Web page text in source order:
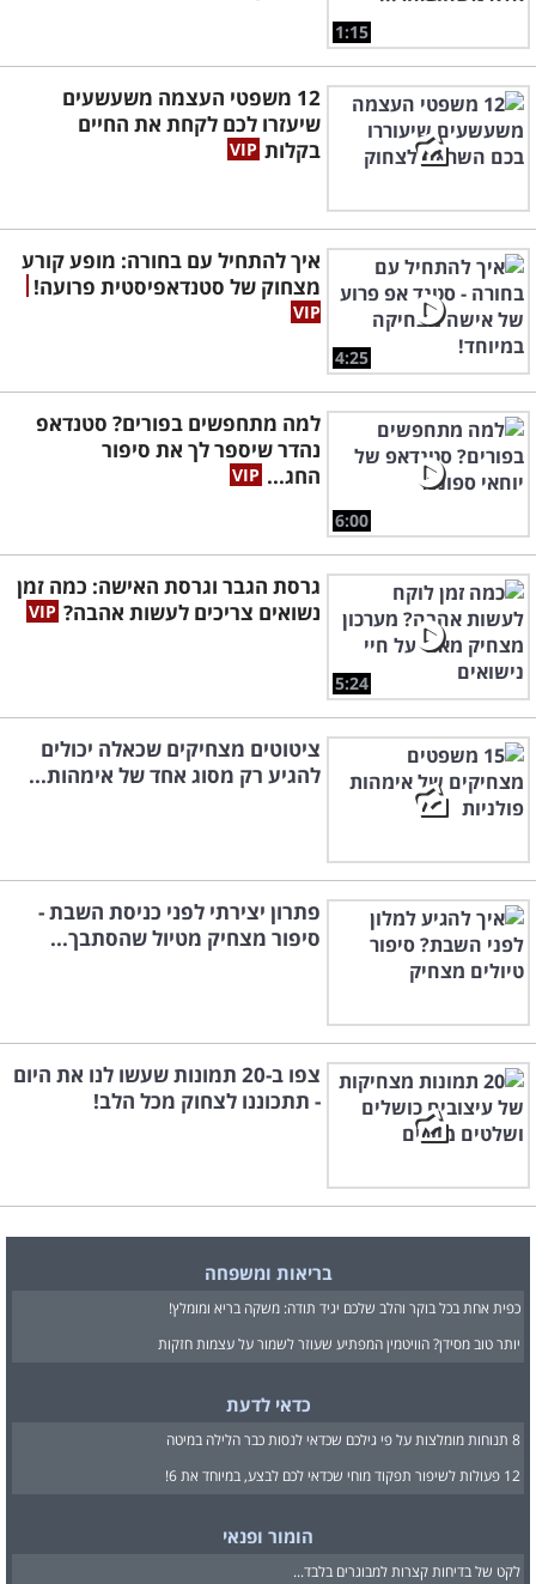
1:15
12 משפטי העצמה משעשעים
שיעזרו לכם לקחת את החיים
בקלות
4:25
איך להתחיל עם בחורה: מופע קורע
מצחוק של סטנדאפיסטית פרועה!
6:00
למה מתחפשים בפורים? סטנדאפ
נהדר שיספר לך את סיפור
החג...
5:24
גרסת הגבר וגרסת האישה: כמה זמן
נשואים צריכים לעשות אהבה?
ציטוטים מצחיקים שכאלה יכולים
להגיע רק מסוג אחד של אימהות...
פתרון יצירתי לפני כניסת השבת -
סיפור מצחיק מטיול שהסתבך...
צפו ב-20 תמונות שעשו לנו את היום
- תתכוננו לצחוק מכל הלב!
בריאות ומשפחה
כפית אחת בכל בוקר והלב שלכם יגיד תודה: משקה בריא ומומלץ!
יותר טוב מסידן? הוויטמין המפתיע שעוזר לשמור על עצמות חזקות
כדאי לדעת
8 תנוחות מומלצות על פי גילכם שכדאי לנסות כבר הלילה במיטה
12 פעולות לשיפור תפקוד מוחי שכדאי לכם לבצע, במיוחד את 6!
הומור ופנאי
לקט של בדיחות קצרות למבוגרים בלבד...